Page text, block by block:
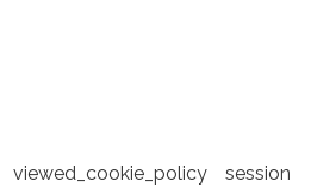
viewed_cookie_policy session